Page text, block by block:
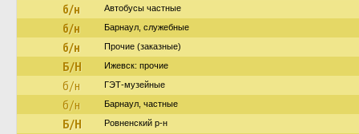
б/н Автобусы частные
б/н Барнаул, служебные
б/н Прочие (заказные)
Б/Н Ижевск: прочие
б/н ГЭТ-музейные
б/н Барнаул, частные
Б/Н Ровненский р-н